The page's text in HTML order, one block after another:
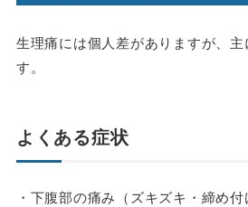
生理痛には個人差がありますが、
す。
よくある症状
・下腹部の痛み（ズキズキ・締め付